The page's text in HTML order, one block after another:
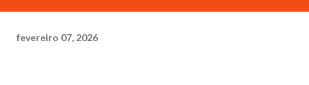
fevereiro 07, 2026